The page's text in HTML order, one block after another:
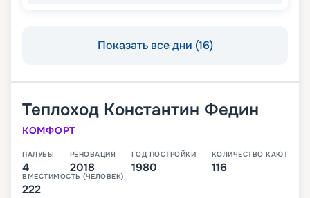
Показать все дни (16)
Теплоход Константин Федин
КОМФОРТ
ПАЛУБЫ
4
РЕНОВАЦИЯ
2018
ГОД ПОСТРОЙКИ
1980
КОЛИЧЕСТВО КАЮТ
116
ВМЕСТИМОСТЬ (ЧЕЛОВЕК)
222